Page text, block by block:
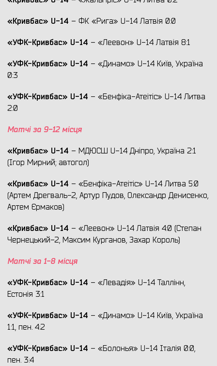
«Кривбас» U-14 – ФК «Рига» U-14 Латвія 0:0
«УФК-Кривбас» U-14 – «Леевон» U-14 Латвія 8:1
«УФК-Кривбас» U-14 – «Динамо» U-14 Київ, Україна
0:3
«УФК-Кривбас» U-14 – «Бенфіка-Атеітіс» U-14 Литва
2:0
Матчі за 9-12 місця
«Кривбас» U-14 – МДЮСШ U-14 Дніпро, Україна 2:1
(Ігор Мирний; автогол)
«Кривбас» U-14 – «Бенфіка-Атеітіс» U-14 Литва 5:0
(Артем Дрегваль-2, Артур Пудов, Олександр Денисенко,
Артем Єрмаков)
«Кривбас» U-14 – «Леевон» U-14 Латвія 4:0 (Степан
Чернецький-2, Максим Курганов, Захар Король)
Матчі за 1-8 місця
«УФК-Кривбас» U-14 – «Левадія» U-14 Таллінн,
Естонія 3:1
«УФК-Кривбас» U-14 – «Динамо» U-14 Київ, Україна
1:1, пен. 4:2
«УФК-Кривбас» U-14 – «Болонья» U-14 Італія 0:0,
пен. 3:4